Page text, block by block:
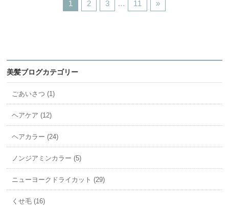
1 2 3 … 11 »
美髪ブログカテゴリー
ごあいさつ (1)
ヘアケア (12)
ヘアカラー (24)
ノンジアミンカラー (5)
ニューヨークドライカット (29)
くせ毛 (16)